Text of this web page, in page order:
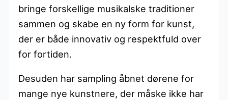
bringe forskellige musikalske traditioner
sammen og skabe en ny form for kunst,
der er både innovativ og respektfuld over
for fortiden.
Desuden har sampling åbnet dørene for
mange nye kunstnere, der måske ikke har